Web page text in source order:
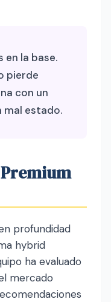
en la base.
pierde
con un
mal estado.
profundidad
hybrid
ha evaluado
mercado